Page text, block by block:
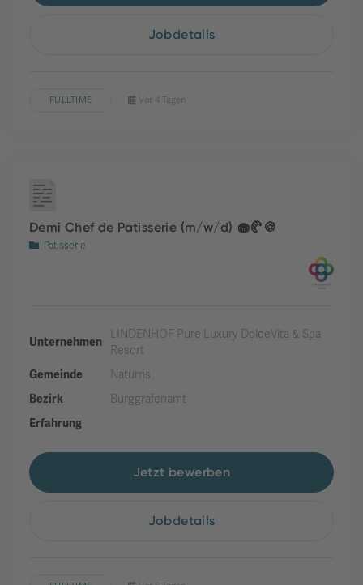
Jobdetails
FULLTIME Vor 4 Tagen
Demi Chef de Patisserie (m/w/d) 🧁🥐🍪
Patisserie
Unternehmen
LINDENHOF Pure Luxury DolceVita & Spa
Resort
Gemeinde
Naturns
Bezirk
Burggrafenamt
Erfahrung
Jetzt bewerben
Jobdetails